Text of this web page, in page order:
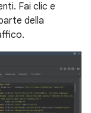
Fai clic e
della